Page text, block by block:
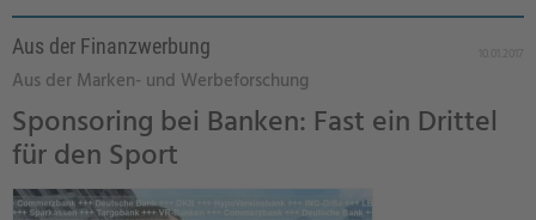
Aus der Finanzwerbung
Aus der Marken- und Werbeforschung
Sponsoring bei Banken: Fast ein Drittel
für den Sport